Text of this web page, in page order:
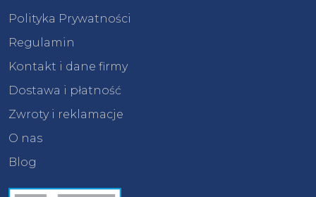
Polityka Prywatności
Regulamin
Kontakt i dane firmy
Dostawa i płatność
Zwroty i reklamacje
O nas
Blog